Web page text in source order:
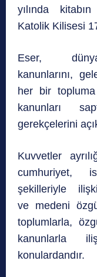
yılında
Katolik Kilisesi
Eser,
kanunlarını,
her bir
kanunları
gerekçelerini
Kuvvetler
cumhuriyet,
şekilleriyle
ve medeni
toplumlarla,
kanunlarla
konulardandır.